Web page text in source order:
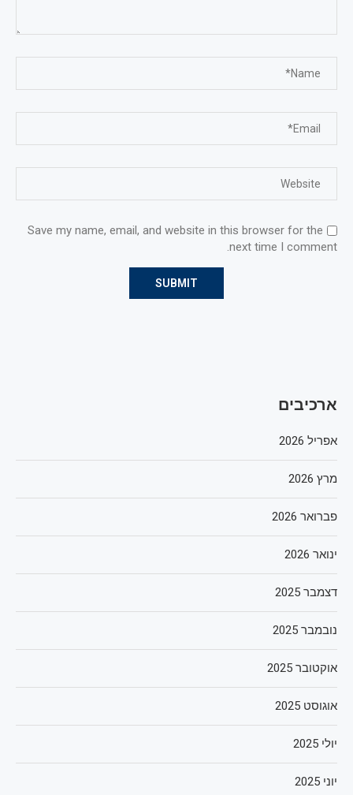
Save my name, email, and website in this browser for the
next time I comment.
ארכיבים
אפריל 2026
מרץ 2026
פברואר 2026
ינואר 2026
דצמבר 2025
נובמבר 2025
אוקטובר 2025
אוגוסט 2025
יולי 2025
יוני 2025